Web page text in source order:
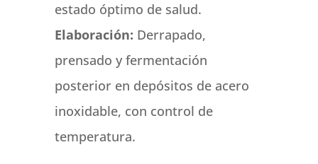
estado óptimo de salud.
Elaboración: Derrapado,
prensado y fermentación
posterior en depósitos de acero
inoxidable, con control de
temperatura.